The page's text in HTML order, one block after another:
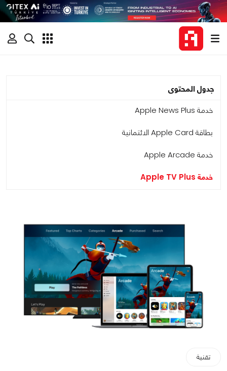
جدول المحتوى
خدمة Apple News Plus
بطاقة Apple Card الائتمانية
خدمة Apple Arcade
خدمة Apple TV Plus
تقنية